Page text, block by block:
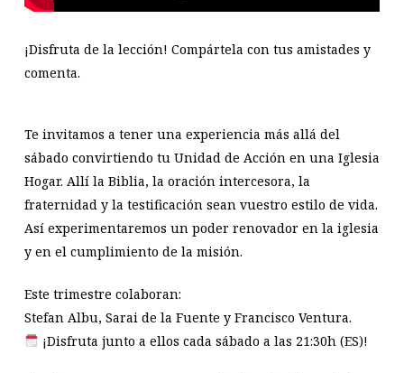
¡Disfruta de la lección! Compártela con tus amistades y
comenta.
Te invitamos a tener una experiencia más allá del
sábado convirtiendo tu Unidad de Acción en una Iglesia
Hogar. Allí la Biblia, la oración intercesora, la
fraternidad y la testificación sean vuestro estilo de vida.
Así experimentaremos un poder renovador en la iglesia
y en el cumplimiento de la misión.
Este trimestre colaboran:
Stefan Albu, Sarai de la Fuente y Francisco Ventura.
¡Disfruta junto a ellos cada sábado a las 21:30h (ES)!